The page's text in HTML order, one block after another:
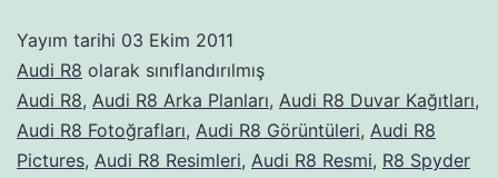
Yayım tarihi 03 Ekim 2011
Audi R8 olarak sınıflandırılmış
Audi R8, Audi R8 Arka Planları, Audi R8 Duvar Kağıtları,
Audi R8 Fotoğrafları, Audi R8 Görüntüleri, Audi R8
Pictures, Audi R8 Resimleri, Audi R8 Resmi, R8 Spyder